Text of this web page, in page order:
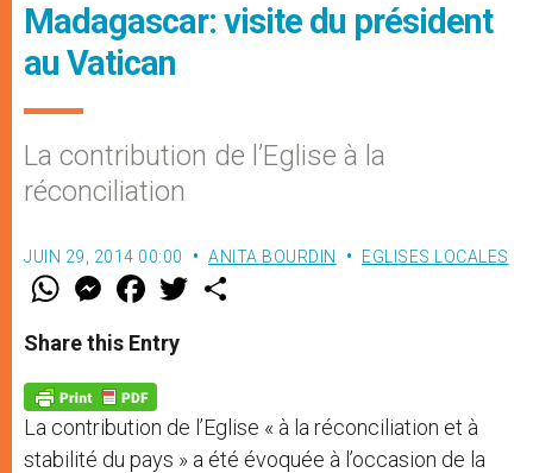
Madagascar: visite du président
au Vatican
La contribution de l’Eglise à la
réconciliation
JUIN 29, 2014 00:00 ANITA BOURDIN EGLISES LOCALES
W
t
s
p
p
M
e
s
e
g
e
r
F
a
e
b
o
k
w
Share this Entry
La contribution de l’Eglise « à la réconciliation et à
stabilité du pays » a été évoquée à l’occasion de la